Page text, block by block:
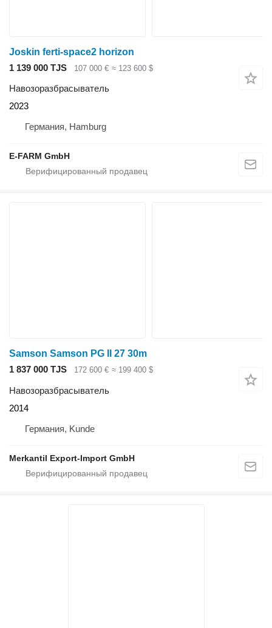
Joskin ferti-space2 horizon
1 139 000 TJS
107 000 € ≈ 123 600 $
Навозоразбрасыватель
2023
Германия, Hamburg
E-FARM GmbH
Samson Samson PG II 27 30m
1 837 000 TJS
172 600 € ≈ 199 400 $
Навозоразбрасыватель
2014
Германия, Kunde
Merkantil Export-Import GmbH